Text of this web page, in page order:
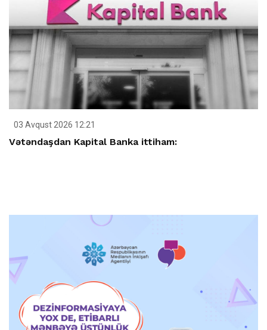
03 Avqust 2026 12:21
Vətəndaşdan Kapital Banka ittiham: